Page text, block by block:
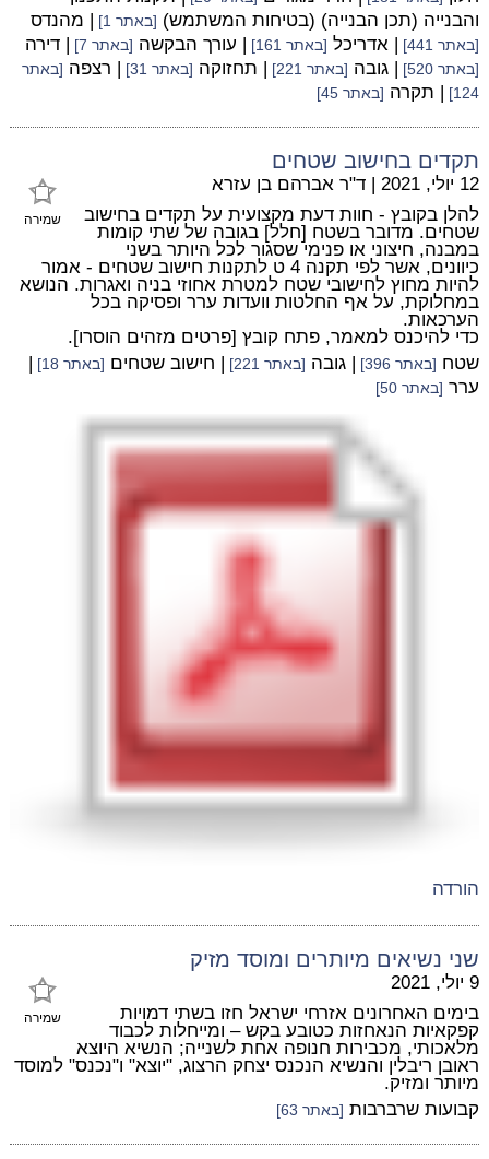
והבנייה (תכן הבנייה) (בטיחות המשתמש) [באתר 1] | מהנדס
[באתר 441] | אדריכל [באתר 161] | עורך הבקשה [באתר 7] | דירה
[באתר 520] | גובה [באתר 221] | תחזוקה [באתר 31] | רצפה [באתר
124]
| תקרה [באתר 45]
תקדים בחישוב שטחים
שמירה
12 יולי, 2021 | ד"ר אברהם בן עזרא
להלן בקובץ - חוות דעת מקצועית על תקדים בחישוב
שטחים. מדובר בשטח [חלל] בגובה של שתי קומות
במבנה, חיצוני או פנימי שסגור לכל היותר בשני
כיוונים, אשר לפי תקנה 4 ט לתקנות חישוב שטחים - אמור
להיות מחוץ לחישובי שטח למטרת אחוזי בניה ואגרות. הנושא
במחלוקת, על אף החלטות וועדות ערר ופסיקה בכל
הערכאות.
כדי להיכנס למאמר, פתח קובץ [פרטים מזהים הוסרו].
שטח [באתר 396] | גובה [באתר 221] | חישוב שטחים [באתר 18]
|
ערר [באתר 50]
הורדה
שני נשיאים מיותרים ומוסד מזיק
שמירה
9 יולי, 2021
בימים האחרונים אזרחי ישראל חזו בשתי דמויות
קפקאיות הנאחזות כטובע בקש – ומייחלות לכבוד
מלאכותי, מכבירות חנופה אחת לשנייה; הנשיא היוצא
ראובן ריבלין והנשיא הנכנס יצחק הרצוג, "יוצא" ו"נכנס" למוסד
מיותר ומזיק.
קבועות שרברבות [באתר 63]